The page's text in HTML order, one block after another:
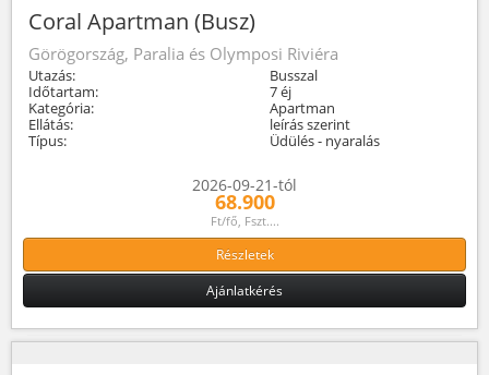
Coral Apartman (Busz)
Görögország, Paralia és Olymposi Riviéra
Utazás:
Busszal
Időtartam:
7 éj
Kategória:
Apartman
Ellátás:
leírás szerint
Típus:
Üdülés - nyaralás
2026-09-21-tól
68.900
Ft/fő, Fszt....
Részletek
Ajánlatkérés